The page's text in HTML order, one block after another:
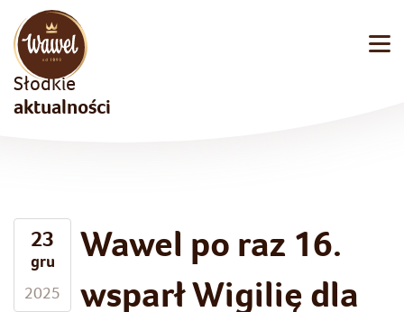
Słodkie
aktualności
23
gru
2025
Wawel po raz 16.
wsparł Wigilię dla